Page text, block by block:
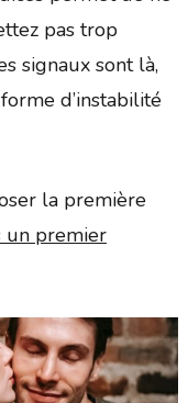
pas trop
signaux sont là,
d’instabilité
la première
un premier